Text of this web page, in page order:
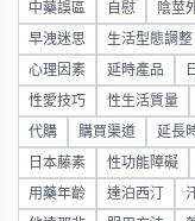
中藥誤區 自慰 陰莖
早洩迷思 生活型態調整
心理因素 延時產品
性愛技巧 性生活質量
代購 購買渠道 延長
日本藤素 性功能障礙
用藥年齡 達泊西汀